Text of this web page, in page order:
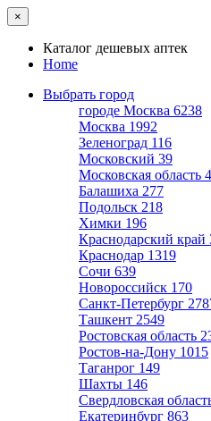
×
Каталог дешевых аптек
Home
Выбрать город
городе Москва 6238
Москва 1992
Зеленоград 116
Московский 39
Московская область
Балашиха 277
Подольск 218
Химки 196
Краснодарский край
Краснодар 1319
Сочи 639
Новороссийск 170
Санкт-Петербург
Ташкент 2549
Ростовская область
Ростов-на-Дону 1015
Таганрог 149
Шахты 146
Свердловская
Екатеринбург 863